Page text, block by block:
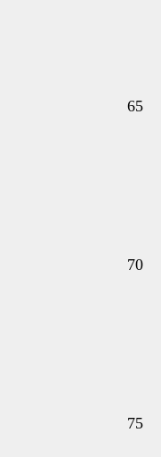
65
70
75